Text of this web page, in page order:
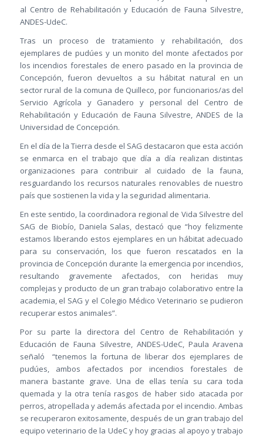
al Centro de Rehabilitación y Educación de Fauna Silvestre,
ANDES-UdeC.
Tras un proceso de tratamiento y rehabilitación, dos
ejemplares de pudúes y un monito del monte afectados por
los incendios forestales de enero pasado en la provincia de
Concepción, fueron devueltos a su hábitat natural en un
sector rural de la comuna de Quilleco, por funcionarios/as del
Servicio Agrícola y Ganadero y personal del Centro de
Rehabilitación y Educación de Fauna Silvestre, ANDES de la
Universidad de Concepción.
En el día de la Tierra desde el SAG destacaron que esta acción
se enmarca en el trabajo que día a día realizan distintas
organizaciones para contribuir al cuidado de la fauna,
resguardando los recursos naturales renovables de nuestro
país que sostienen la vida y la seguridad alimentaria.
En este sentido, la coordinadora regional de Vida Silvestre del
SAG de Biobío, Daniela Salas, destacó que “hoy felizmente
estamos liberando estos ejemplares en un hábitat adecuado
para su conservación, los que fueron rescatados en la
provincia de Concepción durante la emergencia por incendios,
resultando gravemente afectados, con heridas muy
complejas y producto de un gran trabajo colaborativo entre la
academia, el SAG y el Colegio Médico Veterinario se pudieron
recuperar estos animales”.
Por su parte la directora del Centro de Rehabilitación y
Educación de Fauna Silvestre, ANDES-UdeC, Paula Aravena
señaló “tenemos la fortuna de liberar dos ejemplares de
pudúes, ambos afectados por incendios forestales de
manera bastante grave. Una de ellas tenía su cara toda
quemada y la otra tenía rasgos de haber sido atacada por
perros, atropellada y además afectada por el incendio. Ambas
se recuperaron exitosamente, después de un gran trabajo del
equipo veterinario de la UdeC y hoy gracias al apoyo y trabajo